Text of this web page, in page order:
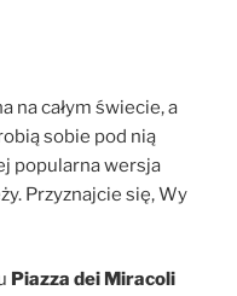
na całym świecie, a
sobie pod nią
popularna wersja
Przyznajcie się, Wy
Piazza dei Miracoli